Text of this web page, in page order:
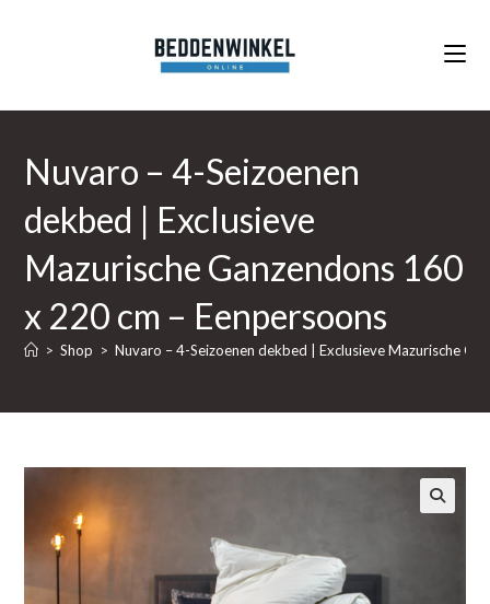
Nuvaro – 4-Seizoenen
dekbed | Exclusieve
Mazurische Ganzendons 160
x 220 cm – Eenpersoons
> Shop > Nuvaro – 4-Seizoenen dekbed | Exclusieve Mazurische